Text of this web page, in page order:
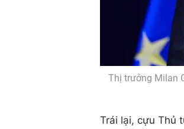
Thị trưởng Milan
Trái lại, cựu Thủ